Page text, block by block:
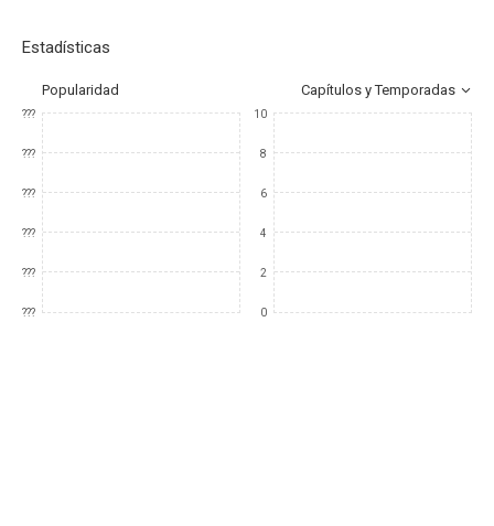
Estadísticas
Popularidad Capítulos y Temporadas
???
???
???
???
???
???
10
8
6
4
2
0